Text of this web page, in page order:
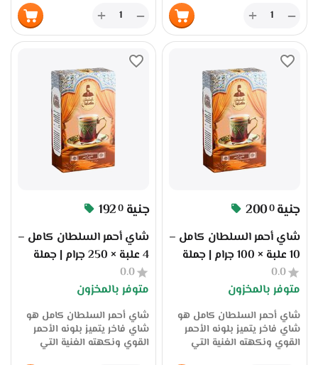
القهوة حسب الذوق المحلي أو
التجاري. يُعد خيارًا مثاليًا
للمحمصات والمقاهي
تحكم كامل في درجة التحميص
والنكهة. يُقدم هذا المنتج عبر
منصة سوق بلس في علبة
تحتوي على 10 أكياس، وزن كل
كيلو، مما يجعله مناسبًا للتجار
والموزعين الذين يعملون
بكميات كبيرة. متوفر الآن حصريًا
على سوق بلس بسعر الجملة،
المواصفات، وخدمة توريد
+ −
يُعبأ بعناية في علب وزن كل
منها 40 جرام، بإجمالي 25 علبة
في الكرتونة بوزن إجمالي 1
كيلو، مما يجعله مثاليًا للتجار
والموزعين والمقاهي. متوفر
الآن عبر منصة سوق بلس
بسعر الجملة، جملة الجملة
مباشرة من المصنع، مع ضمان
الجودة والثبات في الطعم،
وخدمة توريد احترافية للتجار
والموزعين.
+ −
2000 جنية
شاي أحمر السلطان كامل –
10 علبة × 100 جرام | جملة
الجملة من المصنع عبر
سوق بلس
0.0
متوفر بالمخزون
شاي أحمر السلطان كامل هو
شاي فاخر يتميز بلونه الأحمر
القوي ونكهته الغنية التي
1920 جنية
شاي أحمر السلطان كامل –
4 علبة × 250 جرام | جملة
الجملة من المصنع عبر
سوق بلس
0.0
متوفر بالمخزون
شاي أحمر السلطان كامل هو
شاي فاخر يتميز بلونه الأحمر
القوي ونكهته الغنية التي